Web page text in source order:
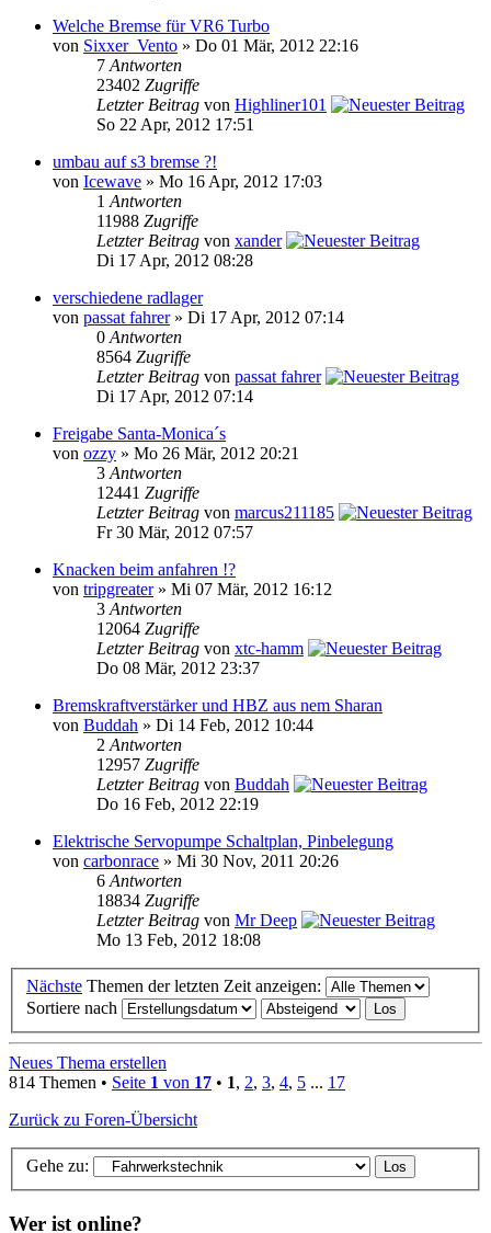
Welche Bremse für VR6 Turbo
von Sixxer_Vento » Do 01 Mär, 2012 22:16
7 Antworten
23402 Zugriffe
Letzter Beitrag von Highliner101
So 22 Apr, 2012 17:51
umbau auf s3 bremse ?!
von Icewave » Mo 16 Apr, 2012 17:03
1 Antworten
11988 Zugriffe
Letzter Beitrag von xander
Di 17 Apr, 2012 08:28
verschiedene radlager
von passat fahrer» Di 17 Apr, 2012 07:14
0 Antworten
8564 Zugriffe
Letzter Beitrag von passat fahrer
Di 17 Apr, 2012 07:14
Freigabe Santa-Monica´s
von ozzy » Mo 26 Mär, 2012 20:21
3 Antworten
12441 Zugriffe
Letzter Beitrag von marcus211185
Fr 30 Mär, 2012 07:57
Knacken beim anfahren !?
von tripgreater» Mi 07 Mär, 2012 16:12
3 Antworten
12064 Zugriffe
Letzter Beitrag von xtc-hamm
Do 08 Mär, 2012 23:37
Bremskraftverstärker und HBZ aus nem Sharan
von Buddah » Di 14 Feb, 2012 10:44
2 Antworten
12957 Zugriffe
Letzter Beitrag von Buddah
Do 16 Feb, 2012 22:19
Elektrische Servopumpe Schaltplan, Pinbelegung
von carbonrace » Mi 30 Nov, 2011 20:26
6 Antworten
18834 Zugriffe
Letzter Beitrag von Mr Deep
Mo 13 Feb, 2012 18:08
Nächste Themen der letzten Zeit anzeigen:
Sortiere nach
Neues Thema erstellen
814 Themen • Seite 1 von 17 • 1, 2, 3, 4, 5 ... 17
Zurück zu Foren-Übersicht
Gehe zu:
Wer ist online?